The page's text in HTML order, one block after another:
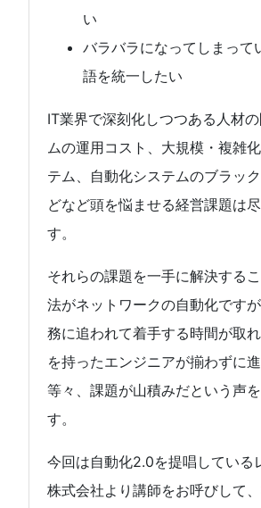
い
バラバラになってしまって
語を統一したい
IT業界で深刻化しつつある人材
ムの運用コスト、大規模・複雑
テム、自動化システムのブラッ
どなど頭を悩ませる経営課題は
す。
それらの課題を一手に解決する
法がネットワークの自動化です
務に追われて着手する時間が取
を持ったエンジニアが揃わずに進
等々、課題が山積みだという声
す。
今回は自動化2.0を提唱している
株式会社より講師をお呼びして